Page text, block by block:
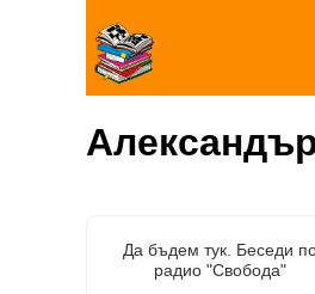
Да бъдем тук. Беседи
радио "Свобода"